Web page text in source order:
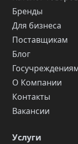
Бренды
Для бизнеса
Поставщикам
Блог
О Компании
Контакты
Вакансии
Услуги